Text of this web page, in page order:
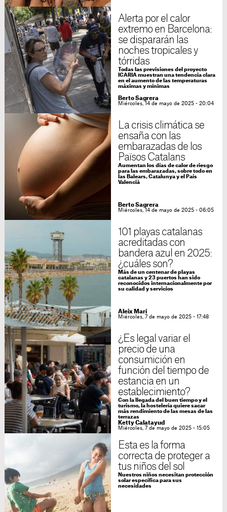
Alerta por el calor
extremo en Barcelona:
se dispararán las
noches tropicales y
tórridas
Todas las previsiones del proyecto
ICARIA muestran una tendencia clara
en el aumento de las temperaturas
máximas y mínimas
Berto Sagrera
Miércoles, 14 de mayo de 2025 - 20:04
La crisis climática se
ensaña con las
embarazadas de los
Països Catalans
Aumentan los días de calor de riesgo
para las embarazadas, sobre todo en
las Balears, Catalunya y el País
Valencià
Berto Sagrera
Miércoles, 14 de mayo de 2025 - 06:05
101 playas catalanas
acreditadas con
bandera azul en 2025:
¿cuáles son?
Más de un centenar de playas
catalanas y 23 puertos han sido
reconocidos internacionalmente por
su calidad y servicios
Aleix Marí
Miércoles, 7 de mayo de 2025 - 17:48
¿Es legal variar el
precio de una
consumición en
función del tiempo de
estancia en un
establecimiento?
Con la llegada del buen tiempo y el
turismo, la hostelería quiere sacar
más rendimiento de las mesas de las
terrazas
Ketty Calatayud
Miércoles, 7 de mayo de 2025 - 15:05
Esta es la forma
correcta de proteger a
tus niños del sol
Nuestros niños necesitan protección
solar específica para sus
necesidades